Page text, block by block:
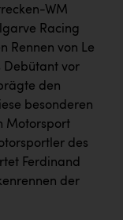
WM
Racing
Rennen von Le
Debütant vor
den
besonderen
Motorsport
des
Ferdinand
der